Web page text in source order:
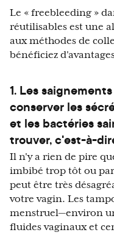
Le « freebleeding »
réutilisables est une
aux méthodes de
bénéficiez
1. Les
conserver les
et les bactéries
trouver, c'est-à-
Il n'y a rien de pire
imbibé trop tôt ou
peut être très
votre vagin. Les
menstruel—environ
fluides vaginaux et